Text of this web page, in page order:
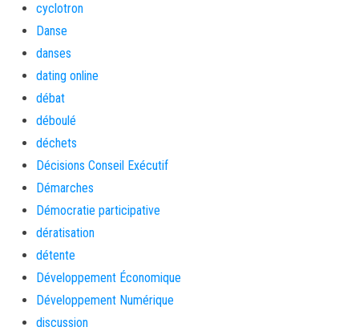
cyclotron
Danse
danses
dating online
débat
déboulé
déchets
Décisions Conseil Exécutif
Démarches
Démocratie participative
dératisation
détente
Développement Économique
Développement Numérique
discussion